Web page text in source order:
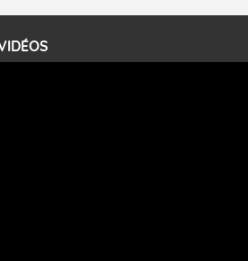
50 km/h et atteindre 80 à 100 km/h
Il parcourt la basse vallée
et envahit le littoral
de la Camargue.